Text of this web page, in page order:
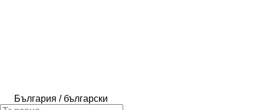
България / български